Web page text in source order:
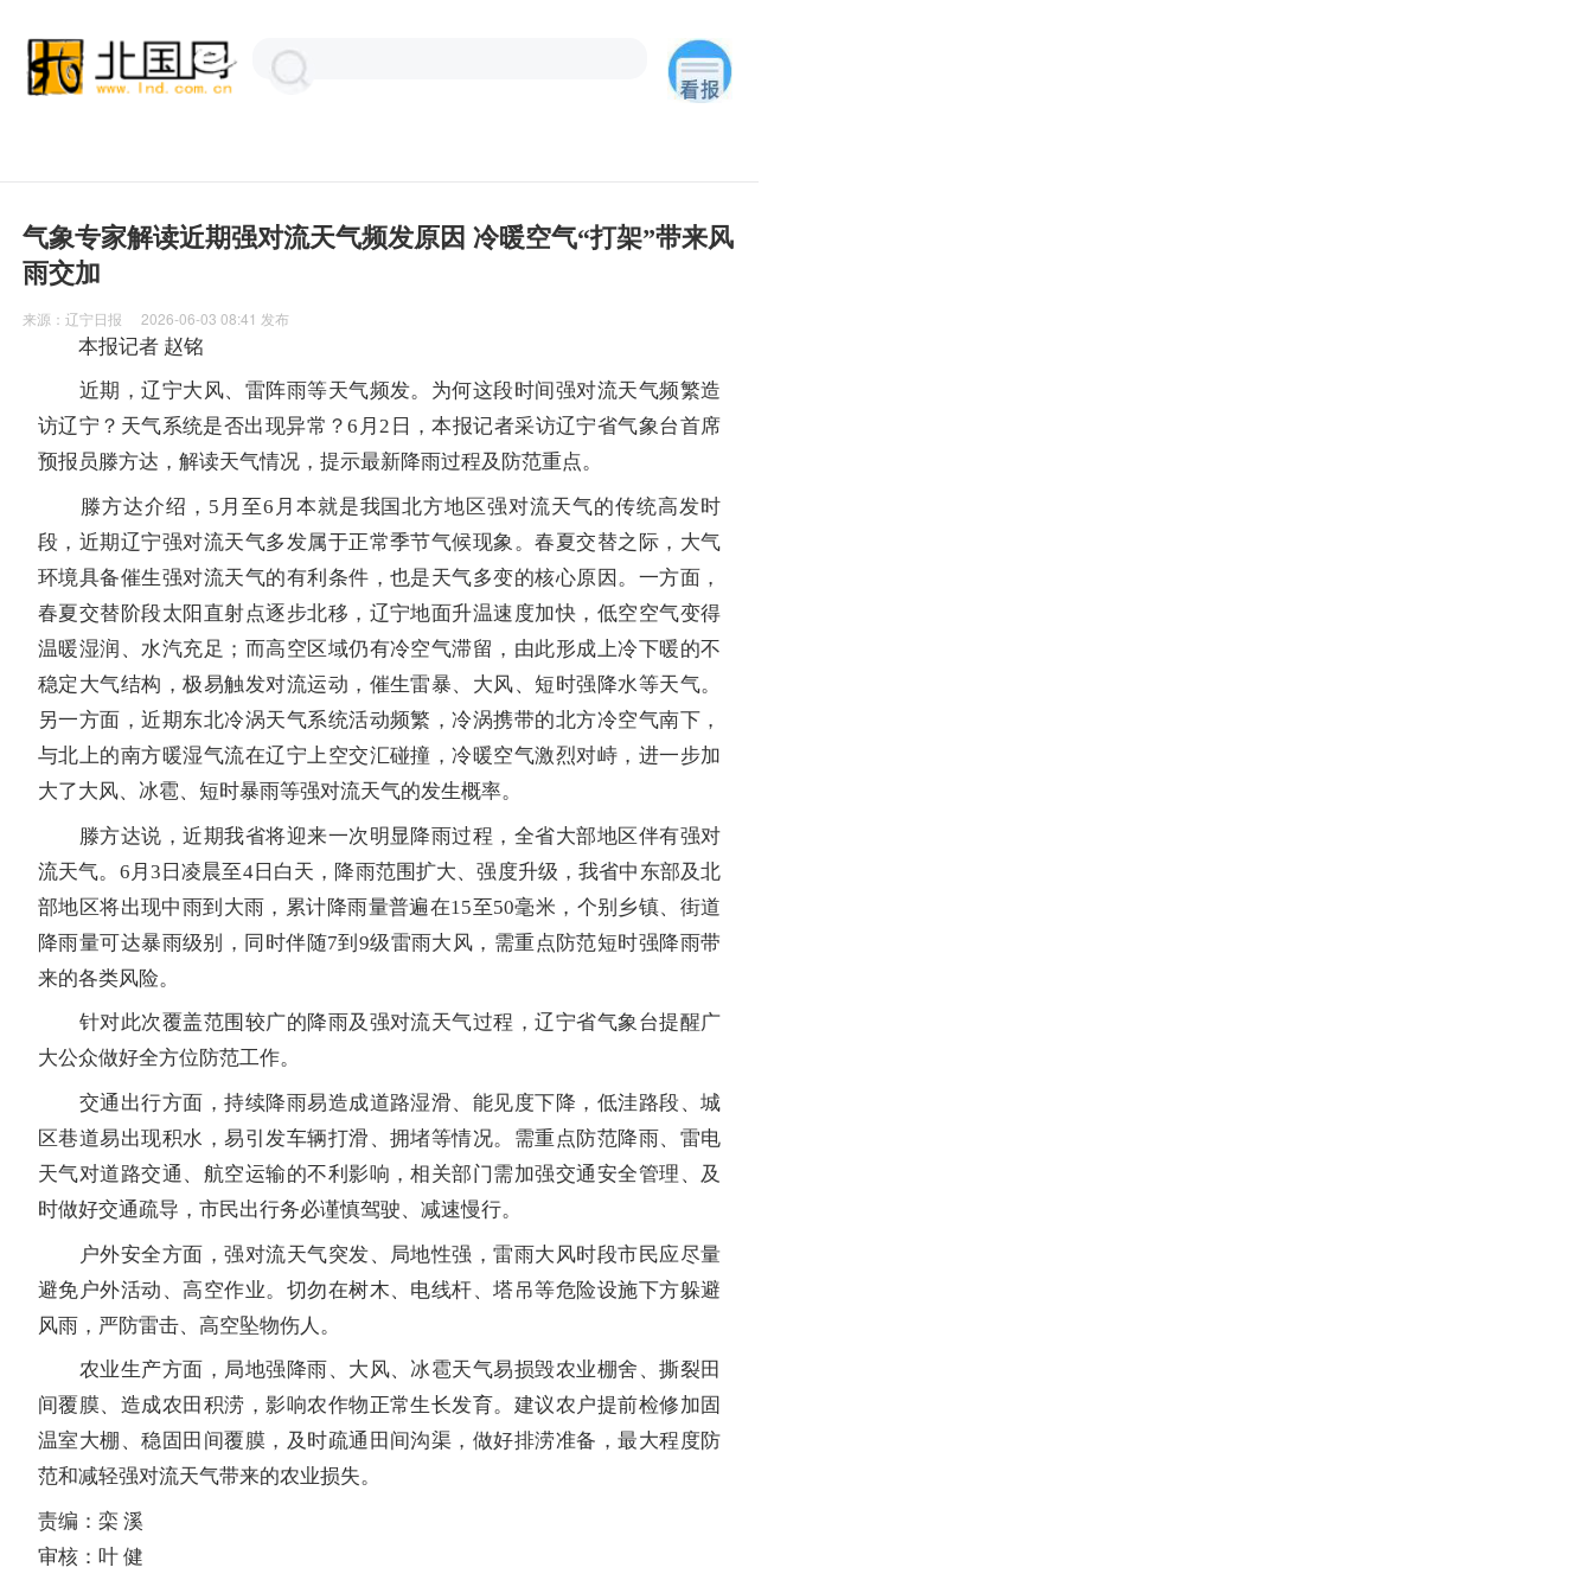
气象专家解读近期强对流天气频发原因 冷暖空气“打架”带来风
雨交加
来源：辽宁日报 2026-06-03 08:41 发布
本报记者 赵铭
近期，辽宁大风、雷阵雨等天气频发。为何这段时间强对流天气频繁造
访辽宁？天气系统是否出现异常？6月2日，本报记者采访辽宁省气象台首席
预报员滕方达，解读天气情况，提示最新降雨过程及防范重点。
滕方达介绍，5月至6月本就是我国北方地区强对流天气的传统高发时
段，近期辽宁强对流天气多发属于正常季节气候现象。春夏交替之际，大气
环境具备催生强对流天气的有利条件，也是天气多变的核心原因。一方面，
春夏交替阶段太阳直射点逐步北移，辽宁地面升温速度加快，低空空气变得
温暖湿润、水汽充足；而高空区域仍有冷空气滞留，由此形成上冷下暖的不
稳定大气结构，极易触发对流运动，催生雷暴、大风、短时强降水等天气。
另一方面，近期东北冷涡天气系统活动频繁，冷涡携带的北方冷空气南下，
与北上的南方暖湿气流在辽宁上空交汇碰撞，冷暖空气激烈对峙，进一步加
大了大风、冰雹、短时暴雨等强对流天气的发生概率。
滕方达说，近期我省将迎来一次明显降雨过程，全省大部地区伴有强对
流天气。6月3日凌晨至4日白天，降雨范围扩大、强度升级，我省中东部及北
部地区将出现中雨到大雨，累计降雨量普遍在15至50毫米，个别乡镇、街道
降雨量可达暴雨级别，同时伴随7到9级雷雨大风，需重点防范短时强降雨带
来的各类风险。
针对此次覆盖范围较广的降雨及强对流天气过程，辽宁省气象台提醒广
大公众做好全方位防范工作。
交通出行方面，持续降雨易造成道路湿滑、能见度下降，低洼路段、城
区巷道易出现积水，易引发车辆打滑、拥堵等情况。需重点防范降雨、雷电
天气对道路交通、航空运输的不利影响，相关部门需加强交通安全管理、及
时做好交通疏导，市民出行务必谨慎驾驶、减速慢行。
户外安全方面，强对流天气突发、局地性强，雷雨大风时段市民应尽量
避免户外活动、高空作业。切勿在树木、电线杆、塔吊等危险设施下方躲避
风雨，严防雷击、高空坠物伤人。
农业生产方面，局地强降雨、大风、冰雹天气易损毁农业棚舍、撕裂田
间覆膜、造成农田积涝，影响农作物正常生长发育。建议农户提前检修加固
温室大棚、稳固田间覆膜，及时疏通田间沟渠，做好排涝准备，最大程度防
范和减轻强对流天气带来的农业损失。
责编：栾 溪
审核：叶 健